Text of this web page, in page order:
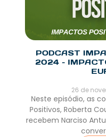
PODCAST
2024 –
26 de
Neste episódio, as
Positivos, Roberta
recebem Narciso